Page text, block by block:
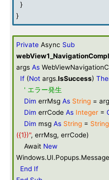
}
}
Private Async Sub
args As
If (Not args.IsSuccess)
' エラー発生
Dim errMsg As String =
Dim errCode As Integer =
Dim msg As String = String
({1})", errMsg, errCode)
Await New
End If